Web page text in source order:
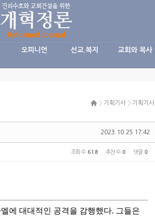
오피니언 선교.복지 교회와 목사
기획기사 기획기사
2023.10.25 17:42
조회 수 618 추천 수 0 댓글 0
에 대대적인 공격을 감행했다. 그들은